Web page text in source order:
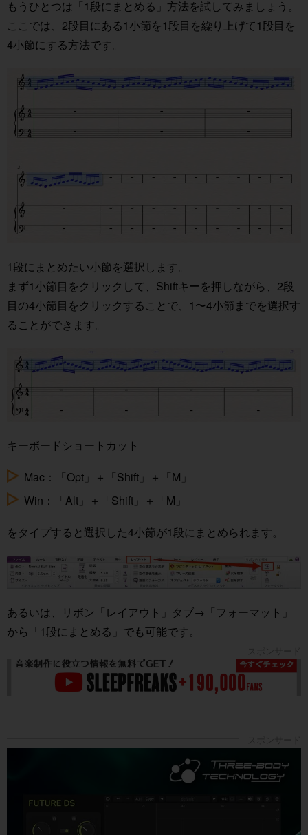
もうひとつは「1段にまとめる」方法を試してみましょう。
ここでは、2段目にある1小節を1段目を繰り上げて1段目を
4小節にする方法です。
1段にまとめたい小節を選択します。
まず1小節目をクリックして、Shiftキーを押しながら、2段
目の4小節目をクリックすることで、1〜4小節までを選択す
ることができます。
キーボードショートカット
Mac：「Opt」＋「Shift」＋「M」
Win：「Alt」＋「Shift」＋「M」
をタイプすると選択した4小節が1段にまとめられます。
あるいは、リボン「レイアウト」タブ→「フォーマット」
から「1段にまとめる」でも可能です。